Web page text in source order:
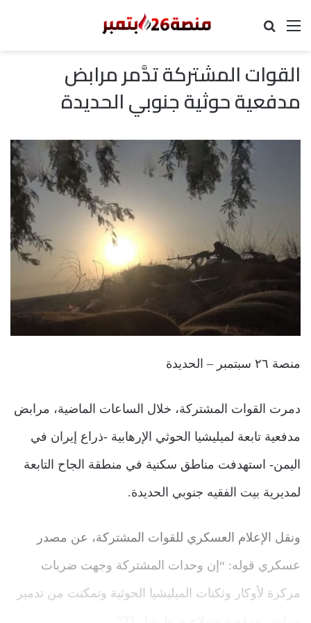
القائمة
القوات المشتركة تدَّمر مرابض
مدفعية حوثية جنوبي الحديدة
منصة ٢٦ سبتمبر – الحديدة
دمرت القوات المشتركة، خلال الساعات الماضية، مرابض
مدفعية تابعة لميليشيا الحوثي الإرهابية -ذراع إيران في
اليمن- استهدفت مناطق سكنية في منطقة الجاح التابعة
لمديرية بيت الفقيه جنوبي الحديدة.
ونقل الإعلام العسكري للقوات المشتركة، عن مصدر
عسكري قوله: “إن وحدات المشتركة وجهت ضربات
مركزة لأوكار وثكنات الميليشيا الحوثية وتمكنت من تدمير